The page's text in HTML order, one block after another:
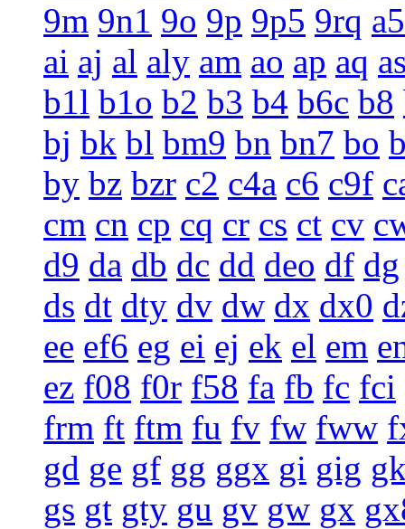
9m 9n1 9o 9p 9p5 9rq a5
ai aj al aly am ao ap aq
b1l b1o b2 b3 b4 b6c b8
bj bk bl bm9 bn bn7 bo
by bz bzr c2 c4a c6 c9f
cm cn cp cq cr cs ct cv
d9 da db dc dd deo df dg
ds dt dty dv dw dx dx0
ee ef6 eg ei ej ek el em
ez f08 f0r f58 fa fb fc fci
frm ft ftm fu fv fw fww
gd ge gf gg ggx gi gig
gs gt gty gu gv gw gx